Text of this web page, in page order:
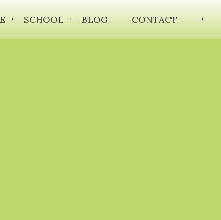
SCHOOL BLOG CONTACT